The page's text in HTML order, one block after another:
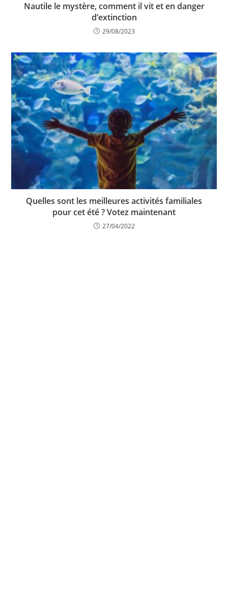
Nautile le mystère, comment il vit et en danger
d’extinction
29/08/2023
Quelles sont les meilleures activités familiales
pour cet été ? Votez maintenant
27/04/2022